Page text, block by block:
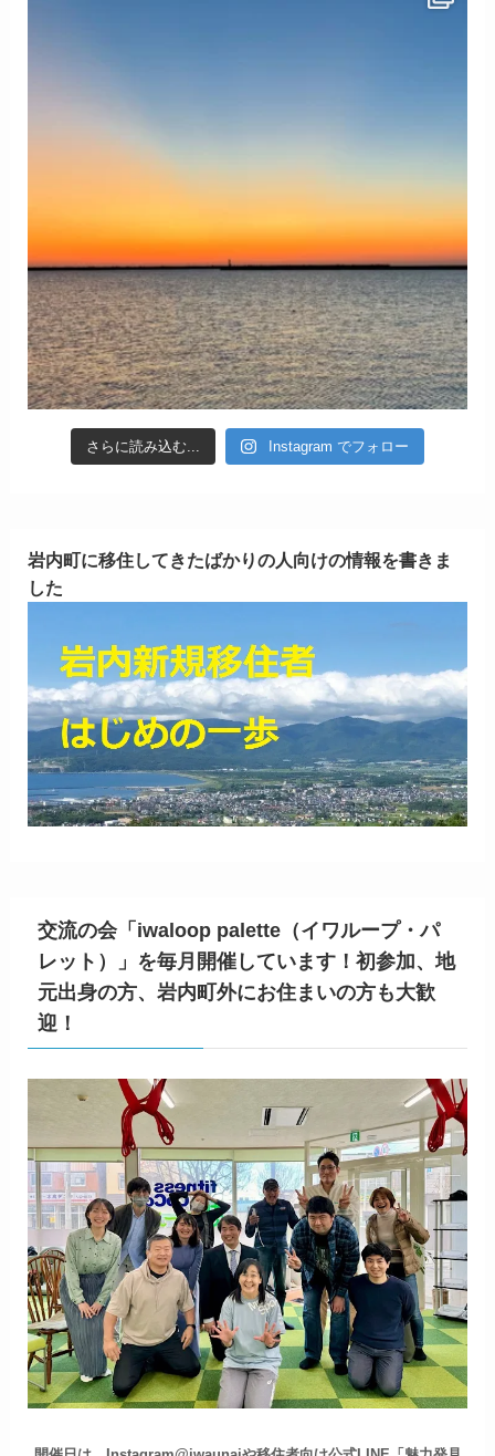
さらに読み込む... Instagram でフォロー
岩内町に移住してきたばかりの人向けの情報を書きま
した
交流の会「iwaloop palette（イワループ・パ
レット）」を毎月開催しています！初参加、地
元出身の方、岩内町外にお住まいの方も大歓
迎！